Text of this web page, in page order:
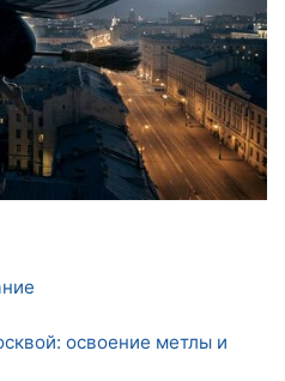
освоение метлы и